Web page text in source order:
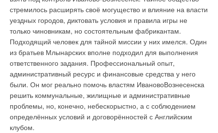
стремилось расширять своё могущество и влияние на власти
уездных городов, диктовать условия и правила игры не
только чиновникам, но состоятельным фабрикантам.
Подходящий человек для тайной миссии у них имелся. Один
из братьев Млынарских вполне подходил для выполнения
ответственного задания. Профессиональный опыт,
административный ресурс и финансовые средства у него
были. Он мог реально помочь властям ИвановоВознесенска
решить коммунальные, жилищные и административные
проблемы, но, конечно, небескорыстно, а с соблюдением
определённых условий и договорённостей с Английским
клубом.